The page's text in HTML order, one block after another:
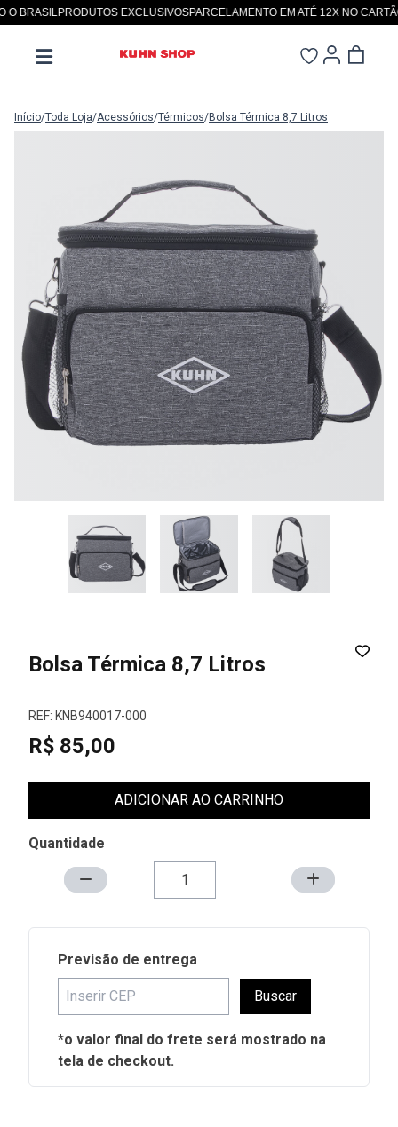
PRODUTOS EXCLUSIVOSPARCELAMENTO EM ATÉ 12X NO CARTÃO
Início/Toda Loja/Acessórios/Térmicos/Bolsa Térmica 8,7 Litros
Bolsa Térmica 8,7 Litros
REF: KNB940017-000
R$ 85,00
ADICIONAR AO CARRINHO
Quantidade
Previsão de entrega
Buscar
*o valor final do frete será mostrado na
tela de checkout.